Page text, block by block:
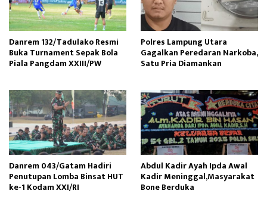
Danrem 132/Tadulako Resmi
Buka Turnament Sepak Bola
Piala Pangdam XXIII/PW
Polres Lampung Utara
Gagalkan Peredaran Narkoba,
Satu Pria Diamankan
Danrem 043/Gatam Hadiri
Penutupan Lomba Binsat HUT
ke-1 Kodam XXI/RI
Abdul Kadir Ayah Ipda Awal
Kadir Meninggal,Masyarakat
Bone Berduka